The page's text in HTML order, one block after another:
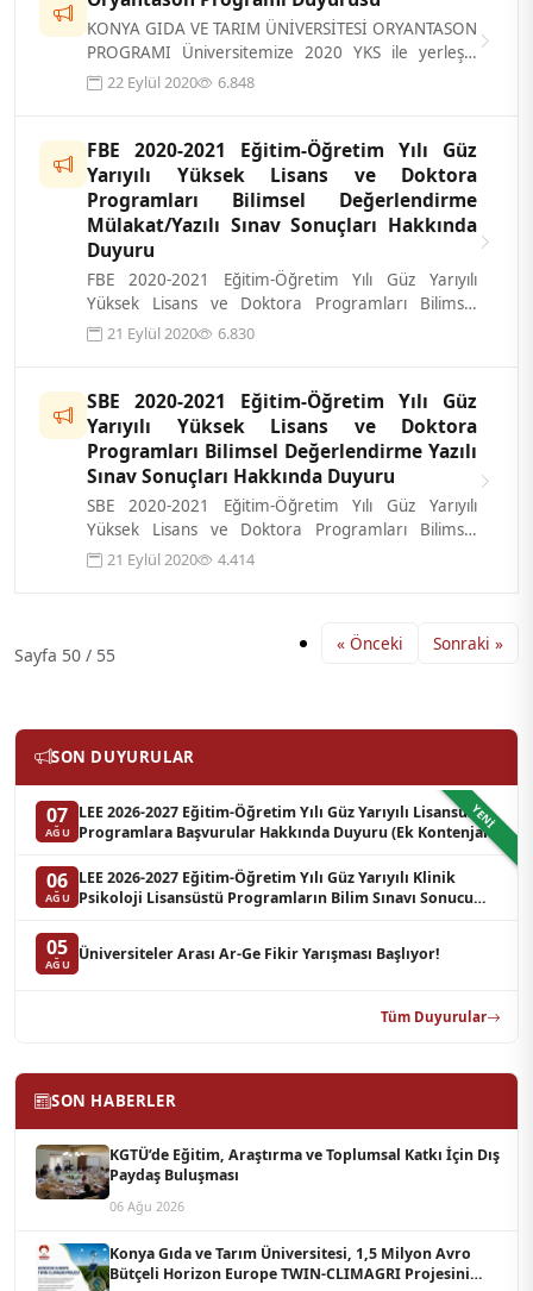
KONYA GIDA VE TARIM ÜNİVERSİTESİ ORYANTASON
PROGRAMI Üniversitemize 2020 YKS ile yerleşip
kayıt yaptırmış bulunan öğrencilerimiz...
22 Eylül 2020 6.848
FBE 2020-2021 Eğitim-Öğretim Yılı Güz
Yarıyılı Yüksek Lisans ve Doktora
Programları Bilimsel Değerlendirme
Mülakat/Yazılı Sınav Sonuçları Hakkında
Duyuru
FBE 2020-2021 Eğitim-Öğretim Yılı Güz Yarıyılı
Yüksek Lisans ve Doktora Programları Bilimsel
Değerlendirme Mülakat/Yazılı Sınav so...
21 Eylül 2020 6.830
SBE 2020-2021 Eğitim-Öğretim Yılı Güz
Yarıyılı Yüksek Lisans ve Doktora
Programları Bilimsel Değerlendirme Yazılı
Sınav Sonuçları Hakkında Duyuru
SBE 2020-2021 Eğitim-Öğretim Yılı Güz Yarıyılı
Yüksek Lisans ve Doktora Programları Bilimsel
Değerlendirme Yazılı Sınav sonucu kay...
21 Eylül 2020 4.414
Sayfa 50 / 55
« Önceki Sonraki »
SON DUYURULAR
YENI
07
AĞU
LEE 2026-2027 Eğitim-Öğretim Yılı Güz Yarıyılı Lisansüstü
Programlara Başvurular Hakkında Duyuru (Ek Kontenjan)
06
AĞU
LEE 2026-2027 Eğitim-Öğretim Yılı Güz Yarıyılı Klinik
Psikoloji Lisansüstü Programların Bilim Sınavı Sonucu
05
AĞU
Üniversiteler Arası Ar-Ge Fikir Yarışması Başlıyor!
Tüm Duyurular
SON HABERLER
KGTÜ’de Eğitim, Araştırma ve Toplumsal Katkı İçin Dış
Paydaş Buluşması
06 Ağu 2026
Konya Gıda ve Tarım Üniversitesi, 1,5 Milyon Avro
Bütçeli Horizon Europe TWIN-CLIMAGRI Projesini